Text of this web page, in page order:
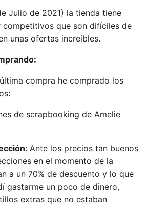
Julio de 2021) la tienda tiene
competitivos que son difíciles de
unas ofertas increíbles.
compra he comprado los
de scrapbooking de Amelie
Ante los precios tan buenos
en el momento de la
a un 70% de descuento y lo que
gastarme un poco de dinero,
extras que no estaban